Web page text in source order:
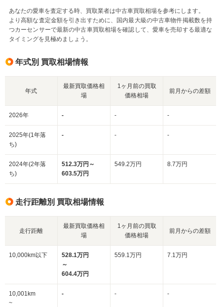
あなたの愛車を査定する時、買取業者は中古車買取相場を参考にします。
より高額な査定金額を引き出すために、国内最大級の中古車物件掲載数を持
つカーセンサーで最新の中古車買取相場を確認して、愛車を売却する最適な
タイミングを見極めましょう。
年式別 買取相場情報
年式
最新買取価格相
場
1ヶ月前の買取
価格相場
前月からの差額
2026年 - - -
2025年(1年落
ち)
- - -
2024年(2年落
ち)
512.3万円～
603.5万円
549.2万円 8.7万円
走行距離別 買取相場情報
走行距離
最新買取価格相
場
1ヶ月前の買取
価格相場
前月からの差額
10,000km以下
528.1万円
～
604.4万円
559.1万円 7.1万円
10,001km
~
- - -